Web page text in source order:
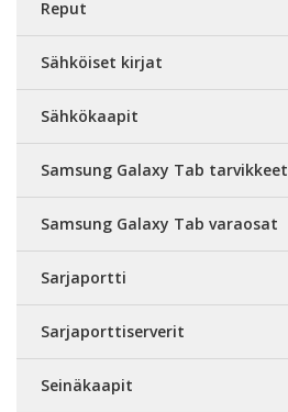
Reput
Sähköiset kirjat
Sähkökaapit
Samsung Galaxy Tab tarvikkeet
Samsung Galaxy Tab varaosat
Sarjaportti
Sarjaporttiserverit
Seinäkaapit